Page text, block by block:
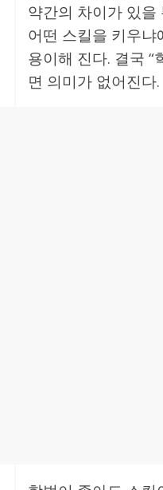
약간의 차이가 있을
어떤 스킬을 키우냐
용이해 진다. 결국 “
면 의미가 없어진다.